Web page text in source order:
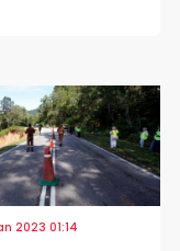
2023 01:14